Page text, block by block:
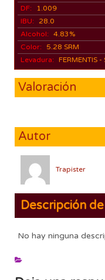
DF:
1.009
IBU:
28.0
Alcohol: 4.83%
Color:
5.28 SRM
Levadura: FERMENTIS
Valoración
Autor
Trapister
Descripción
No hay ninguna